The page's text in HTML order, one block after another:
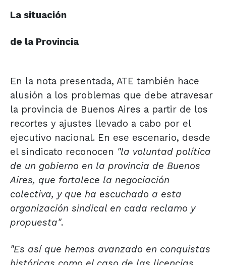
La situación
de la Provincia
En la nota presentada, ATE también hace
alusión a los problemas que debe atravesar
la provincia de Buenos Aires a partir de los
recortes y ajustes llevado a cabo por el
ejecutivo nacional. En ese escenario, desde
el sindicato reconocen "la voluntad política
de un gobierno en la provincia de Buenos
Aires, que fortalece la negociación
colectiva, y que ha escuchado a esta
organización sindical en cada reclamo y
propuesta".
"Es así que hemos avanzado en conquistas